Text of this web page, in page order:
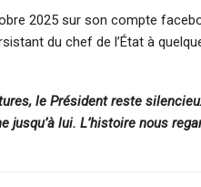
2025 sur son compte
du chef de l’État à
le Président reste
lui. L’histoire nous